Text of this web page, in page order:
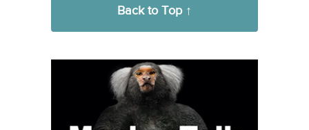
Back to Top ↑